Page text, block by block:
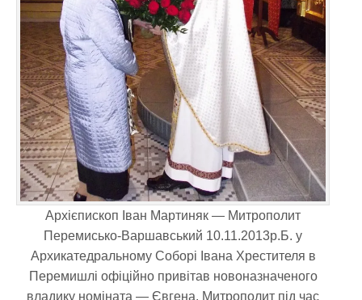
Архієпископ Іван Мартиняк — Митрополит
Перемисько-Варшавський 10.11.2013р.Б. у
Архикатедральному Соборі Івана Хрестителя в
Перемишлі офіційно привітав новоназначеного
владику номіната — Євгена. Митрополит під час